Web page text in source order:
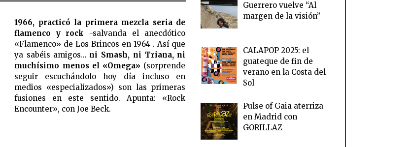
1966, practicó la primera mezcla seria de
flamenco y rock -salvanda el anecdótico
«Flamenco» de Los Brincos en 1964-. Así que
ya sabéis amigos… ni Smash, ni Triana, ni
muchísimo menos el «Omega» (sorprende
seguir escuchándolo hoy día incluso en
medios «especializados») son las primeras
fusiones en este sentido. Apunta: «Rock
Encounter», con Joe Beck.
Guerrero vuelve “Al
margen de la visión”
CALAPOP 2025: el
guateque de fin de
verano en la Costa del
Sol
Pulse of Gaia aterriza
en Madrid con
GORILLAZ